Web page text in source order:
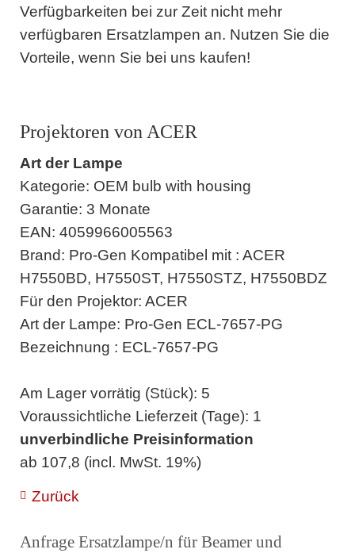
Verfügbarkeiten bei zur Zeit nicht mehr
verfügbaren Ersatzlampen an. Nutzen Sie die
Vorteile, wenn Sie bei uns kaufen!
Projektoren von ACER
Art der Lampe
Kategorie: OEM bulb with housing
Garantie: 3 Monate
EAN: 4059966005563
Brand: Pro-Gen Kompatibel mit : ACER
H7550BD, H7550ST, H7550STZ, H7550BDZ
Für den Projektor: ACER
Art der Lampe: Pro-Gen ECL-7657-PG
Bezeichnung : ECL-7657-PG
Am Lager vorrätig (Stück): 5
Voraussichtliche Lieferzeit (Tage): 1
unverbindliche Preisinformation
ab 107,8 (incl. MwSt. 19%)
Zurück
Anfrage Ersatzlampe/n für Beamer und